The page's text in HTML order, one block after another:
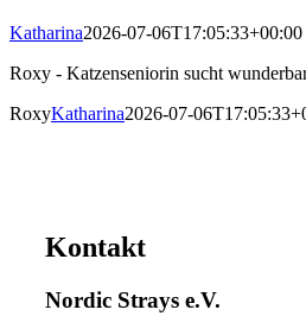
Katharina2026-07-06T17:05:33+00:00
Roxy - Katzenseniorin sucht
RoxyKatharina2026-07-
Kontakt
Nordic Strays e.V.